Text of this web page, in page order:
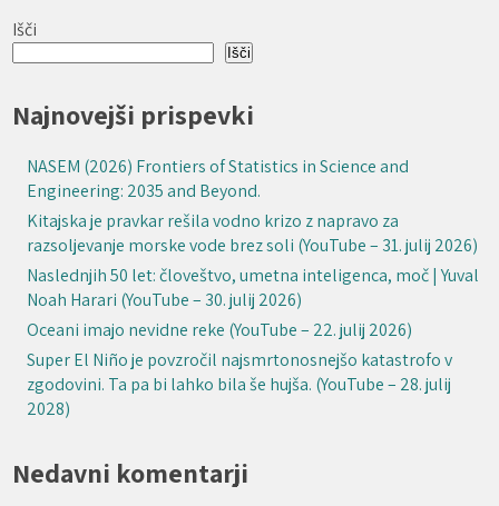
Išči
Išči
Najnovejši prispevki
NASEM (2026) Frontiers of Statistics in Science and
Engineering: 2035 and Beyond.
Kitajska je pravkar rešila vodno krizo z napravo za
razsoljevanje morske vode brez soli (YouTube – 31. julij 2026)
Naslednjih 50 let: človeštvo, umetna inteligenca, moč | Yuval
Noah Harari (YouTube – 30. julij 2026)
Oceani imajo nevidne reke (YouTube – 22. julij 2026)
Super El Niño je povzročil najsmrtonosnejšo katastrofo v
zgodovini. Ta pa bi lahko bila še hujša. (YouTube – 28. julij
2028)
Nedavni komentarji